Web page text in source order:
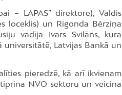
– LAPAS” direktore), Valdis
loceklis) un Rigonda Bērziņa
vadīja Ivars Svilāns, kura
universitātē, Latvijas Bankā un
pieredzē, kā arī ikvienam
NVO sektoru un veicina